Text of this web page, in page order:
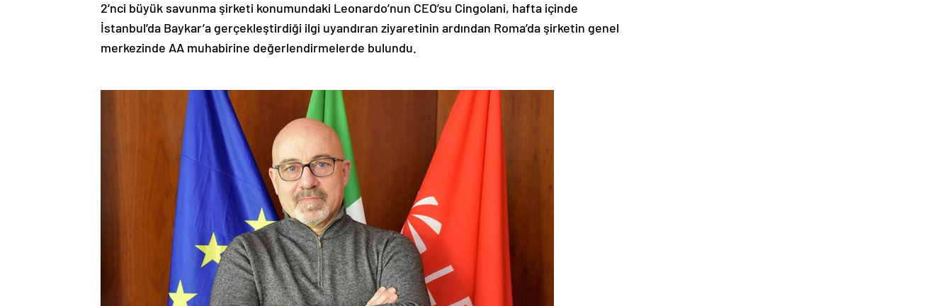
2’nci büyük savunma şirketi konumundaki Leonardo’nun CEO’su Cingolani, hafta içinde
İstanbul’da Baykar’a gerçekleştirdiği ilgi uyandıran ziyaretinin ardından Roma’da şirketin genel
merkezinde AA muhabirine değerlendirmelerde bulundu.